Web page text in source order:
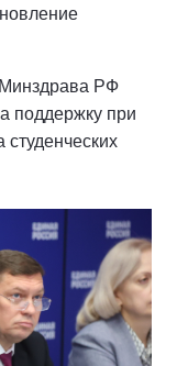
РФ
поддержку при